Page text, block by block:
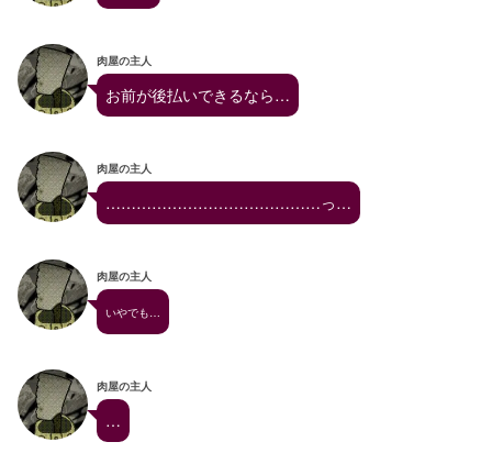
肉屋の主人
お前が後払いできるなら…
肉屋の主人
……………………………………っ…
肉屋の主人
いやでも…
肉屋の主人
…